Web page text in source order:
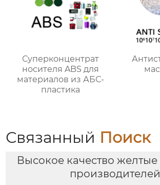
Суперконцентрат
носителя ABS для
материалов из АБС-
пластика
Связанный Поиск
Высокое качество
производителей